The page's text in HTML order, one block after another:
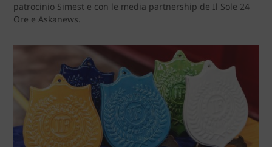
patrocinio Simest e con le media partnership de Il Sole 24
Ore e Askanews.